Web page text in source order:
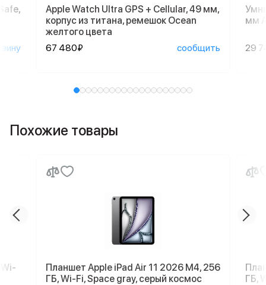
Apple Watch Ultra GPS + Cellular, 49 мм,
корпус из титана, ремешок Ocean
желтого цвета
67 480₽
сообщить
мм
29
Похожие товары
Планшет Apple iPad Air 11 2026 M4, 256
ГБ, Wi-Fi, Space gray, серый космос
ГБ,